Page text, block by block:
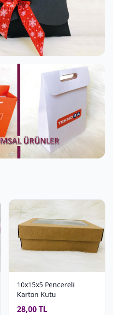
10x15x5 Pencereli
Karton Kutu
28,00 TL